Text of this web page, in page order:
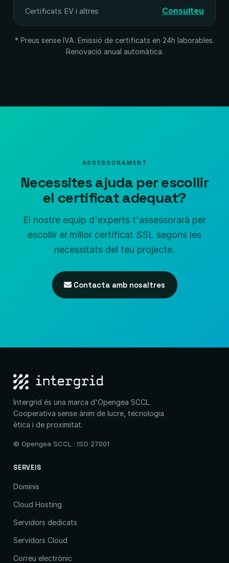
Certificats EV i altres Consulteu
* Preus sense IVA. Emissió de certificats en 24h laborables.
Renovació anual automàtica.
ASSESSORAMENT
Necessites ajuda per escollir
el certificat adequat?
El nostre equip d'experts t'assessorarà per
escollir el millor certificat SSL segons les
necessitats del teu projecte.
Contacta amb nosaltres
Intergrid és una marca d'Opengea SCCL.
Cooperativa sense ànim de lucre, tecnologia
ètica i de proximitat.
© Opengea SCCL · ISO 27001
SERVEIS
Dominis
Cloud Hosting
Servidors dedicats
Servidors Cloud
Correu electrònic